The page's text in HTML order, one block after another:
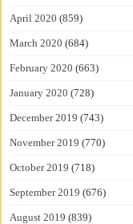
April 2020 (859)
March 2020 (684)
February 2020 (663)
January 2020 (728)
December 2019 (743)
November 2019 (770)
October 2019 (718)
September 2019 (676)
August 2019 (839)